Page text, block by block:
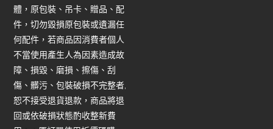
體，原包裝、吊卡、贈品、配
件，切勿毀損原包裝或遺漏任
何配件，若商品因消費者個人
不當使用產生人為因素造成故
障、損毀、磨損、擦傷、刮
傷、髒污、包裝破損不完整者,
恕不接受退貨退款，商品將退
回或依破損狀態酌收整新費